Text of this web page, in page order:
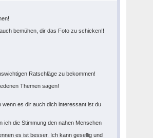
bemühen, dir das Foto zu schicken!!
Ratschläge zu bekommen!
Themen sagen!
es dir auch dich interessant ist du
ich die Stimmung den nahen Menschen
es ist besser. Ich kann gesellig und